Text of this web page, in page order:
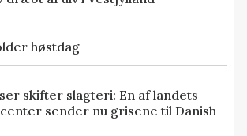
høstdag
skifter slagteri: En af landets
sender nu grisene til Danish